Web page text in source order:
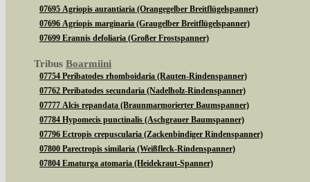
07695 Agriopis aurantiaria (Orangegelber Breitflügelspanner)
07696 Agriopis marginaria (Graugelber Breitflügelspanner)
07699 Erannis defoliaria (Großer Frostspanner)
Tribus Boarmiini
07754 Peribatodes rhomboidaria (Rauten-Rindenspanner)
07762 Peribatodes secundaria (Nadelholz-Rindenspanner)
07777 Alcis repandata (Braunmarmorierter Baumspanner)
07784 Hypomecis punctinalis (Aschgrauer Baumspanner)
07796 Ectropis crepuscularia (Zackenbindiger Rindenspanner)
07800 Parectropis similaria (Weißfleck-Rindenspanner)
07804 Ematurga atomaria (Heidekraut-Spanner)